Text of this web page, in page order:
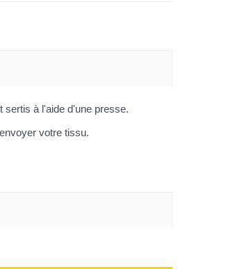
sertis à l'aide d'une presse.
votre tissu.